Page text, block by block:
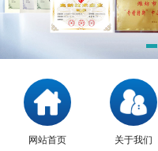
网站首页 关于我们